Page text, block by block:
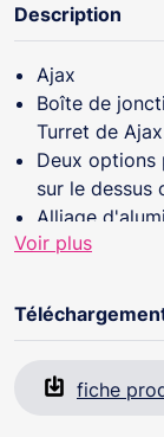
Description
Ajax
Boîte de
Turret de Ajax
Deux options
sur le dessus
Alliage
118 Ø × 59
Voir plus
fiche